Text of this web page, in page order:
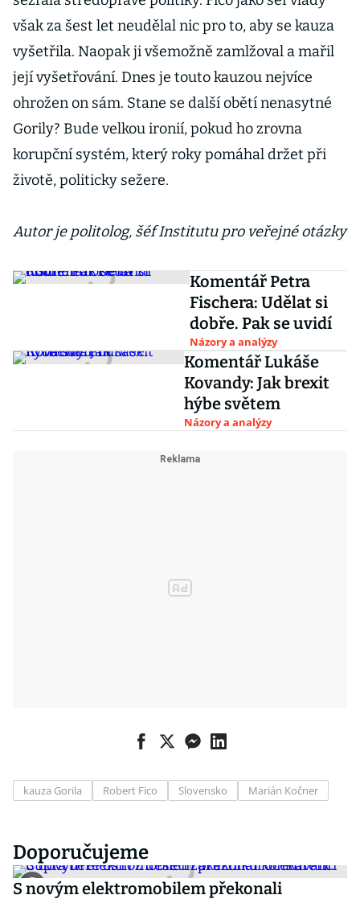
však za šest let neudělal nic pro to, aby se kauza
vyšetřila. Naopak ji všemožně zamlžoval a mařil
její vyšetřování. Dnes je touto kauzou nejvíce
ohrožen on sám. Stane se další obětí nenasytné
Gorily? Bude velkou ironií, pokud ho zrovna
korupční systém, který roky pomáhal držet při
životě, politicky sežere.
Autor je politolog, šéf Institutu pro veřejné otázky
Komentář Petra
Fischera: Udělat si
dobře. Pak se uvidí
Názory a analýzy
Komentář Lukáše
Kovandy: Jak brexit
hýbe světem
Názory a analýzy
kauza Gorila Robert Fico Slovensko Marián Kočner
Doporučujeme
S novým elektromobilem překonali